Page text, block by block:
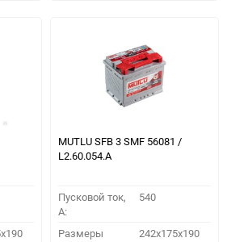
MUTLU SFB 3 SMF 56081 /
L2.60.054.A
Пусковой ток,
A:
540
Размеры
242x175x190